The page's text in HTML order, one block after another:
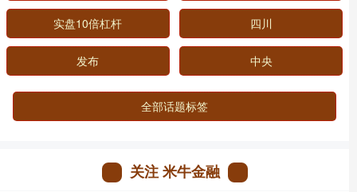
实盘10倍杠杆 四川
发布 中央
全部话题标签
关注 米牛金融